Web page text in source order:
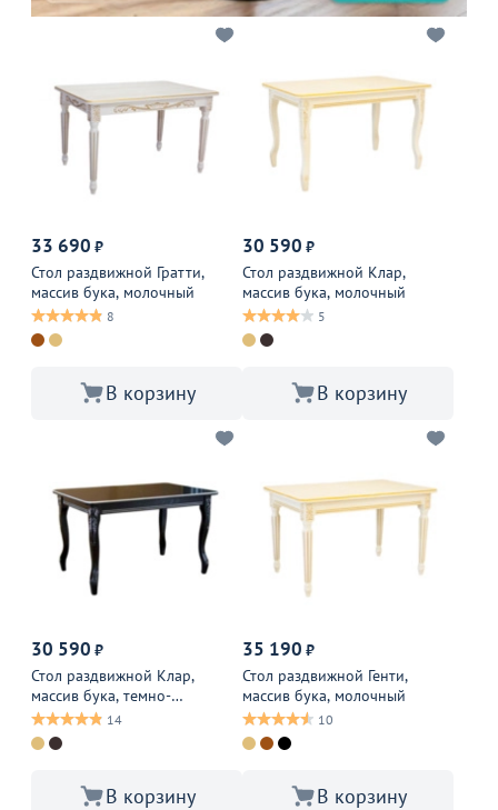
33 690 ₽
Стол раздвижной Гратти,
массив бука, молочный
8
В корзину
30 590 ₽
Стол раздвижной Клар,
массив бука, молочный
5
В корзину
30 590 ₽
Стол раздвижной Клар,
массив бука, темно-
коричневый14
В корзину
35 190 ₽
Стол раздвижной Генти,
массив бука, молочный
10
В корзину